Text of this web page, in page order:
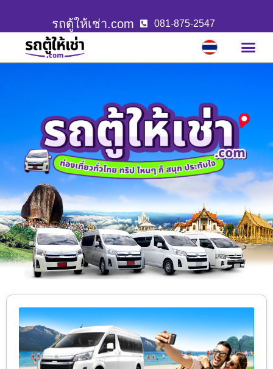
รถตู้ให้เช่า.com 081-875-2547